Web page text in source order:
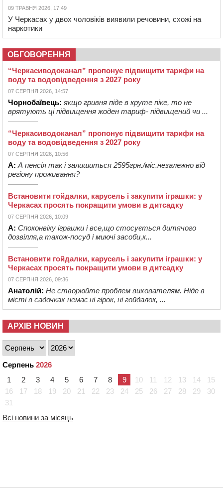
09 ТРАВНЯ 2026, 17:49
У Черкасах у двох чоловіків виявили речовини, схожі на
наркотики
ОБГОВОРЕННЯ
“Черкасиводоканал” пропонує підвищити тарифи на
воду та водовідведення з 2027 року
07 СЕРПНЯ 2026, 14:57
Чорнобаївець: якщо гривня піде в круте піке, то не
врятують ці підвищення жоден тариф- підвищений чи ...
“Черкасиводоканал” пропонує підвищити тарифи на
воду та водовідведення з 2027 року
07 СЕРПНЯ 2026, 10:56
А: А пенсія так і залишиться 2595грн./міс.незалежно від
регіону проживання?
Встановити гойдалки, карусель і закупити іграшки: у
Черкасах просять покращити умови в дитсадку
07 СЕРПНЯ 2026, 10:09
А: Споконвіку іграшки і все,що стосується дитячого
дозвілля,а також-посуд і миючі засоби,к...
Встановити гойдалки, карусель і закупити іграшки: у
Черкасах просять покращити умови в дитсадку
07 СЕРПНЯ 2026, 09:36
Анатолій: Не створюйте проблем вихователям. Ніде в
місті в садочках немає ні гірок, ні гойдалок, ...
АРХІВ НОВИН
Серпень 2026
1
2 3 4 5 6 7 8 9 10 11 12 13 14
15
16
17 18 19 20 21 22 23 24 25 26 27 28 29
30
31
Всі новини за місяць